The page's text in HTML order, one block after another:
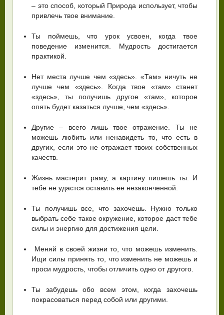
– это способ, который Природа использует, чтобы
привлечь твое внимание.
Ты поймешь, что урок усвоен, когда твое
поведение изменится. Мудрость достигается
практикой.
Нет места лучше чем «здесь». «Там» ничуть не
лучше чем «здесь». Когда твое «там» станет
«здесь», ты получишь другое «там», которое
опять будет казаться лучше, чем «здесь».
Другие – всего лишь твое отражение. Ты не
можешь любить или ненавидеть то, что есть в
других, если это не отражает твоих собственных
качеств.
Жизнь мастерит раму, а картину пишешь ты. И
тебе не удастся оставить ее незаконченной.
Ты получишь все, что захочешь. Нужно только
выбрать себе такое окружение, которое даст тебе
силы и энергию для достижения цели.
Меняй в своей жизни то, что можешь изменить.
Ищи силы принять то, что изменить не можешь и
проси мудрость, чтобы отличить одно от другого.
Ты забудешь обо всем этом, когда захочешь
покрасоваться перед собой или другими.